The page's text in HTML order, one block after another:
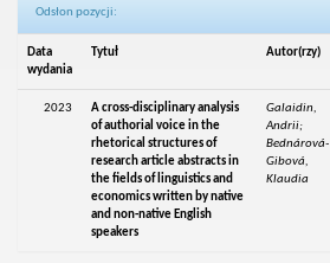
Odsłon pozycji:
Data
wydania
Tytuł Autor(rzy)
2023
A cross-disciplinary analysis
of authorial voice in the
rhetorical structures of
research article abstracts in
the fields of linguistics and
economics written by native
and non-native English
speakers
Galaidin,
Andrii;
Bednárová-
Gibová,
Klaudia